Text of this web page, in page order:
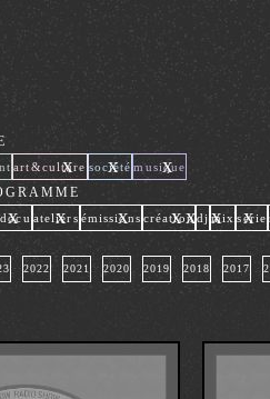
art&culture
x société
x musique
x
x ateliers
x émissions
x création
x dj
x mix
x série
x
2022 2021 2020 2019 2018 2017